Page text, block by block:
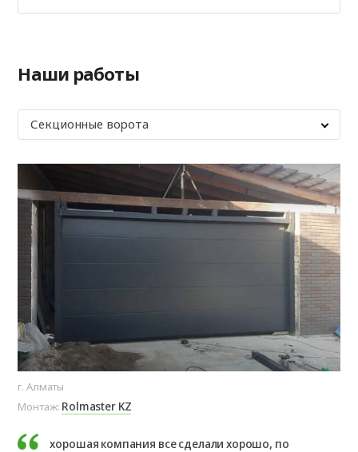
Наши работы
Секционные ворота
г. Алматы
Монтаж: Rolmaster KZ
хорошая компания все сделали хорошо, по